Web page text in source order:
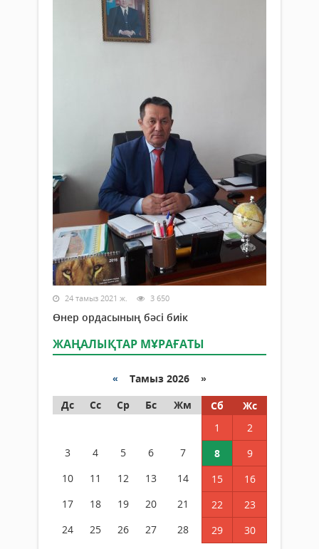
24 тамыз 2021 ж. 3 650
Өнер ордасының бәсі биік
ЖАҢАЛЫҚТАР МҰРАҒАТЫ
« Тамыз 2026 »
Дс
Сс Ср Бс Жм Сб
Жс
1
2
3
4 5 6 7 8
9
10
11 12 13 14 15
16
17
18 19 20 21 22
23
24
25 26 27 28 29
30